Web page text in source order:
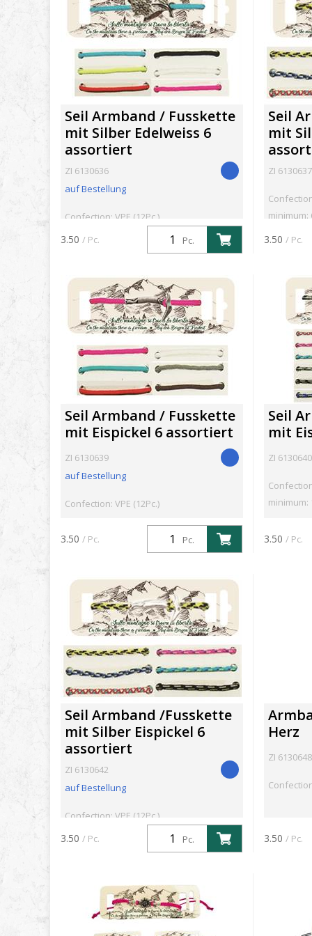
Seil Armband / Fusskette
mit Silber Edelweiss 6
assortiert
ZI 6130636
auf Bestellung
Confection: VPE (12Pc.)
Pc.
3.50 / Pc.
Seil
mit
ZI 6130637
minimum:
3.50 / Pc.
Seil Armband / Fusskette
mit Eispickel 6 assortiert
ZI 6130639
auf Bestellung
Confection: VPE (12Pc.)
Pc.
3.50 / Pc.
Seil
mit
ZI 6130640
minimum:
3.50 / Pc.
Seil Armband /Fusskette
mit Silber Eispickel 6
assortiert
ZI 6130642
auf Bestellung
Confection: VPE (12Pc.)
Pc.
3.50 / Pc.
Herz
ZI 6130648
3.50 / Pc.